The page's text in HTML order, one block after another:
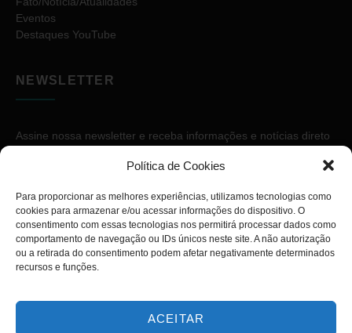
Política de Cookies
Para proporcionar as melhores experiências, utilizamos tecnologias como
cookies para armazenar e/ou acessar informações do dispositivo. O
consentimento com essas tecnologias nos permitirá processar dados como
comportamento de navegação ou IDs únicos neste site. A não autorização
ou a retirada do consentimento podem afetar negativamente determinados
recursos e funções.
ACEITAR
Eventos
Destaques YouTube
NEWSLETTER
Assine nossa newsletter e receba informações e notícias direto